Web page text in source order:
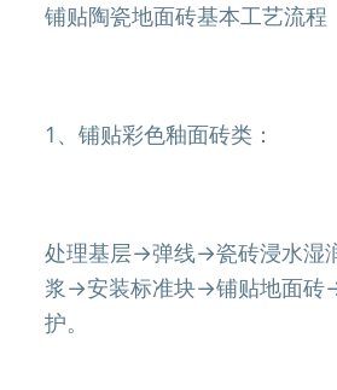
铺贴陶瓷地面砖基本工艺流程
1、铺贴彩色釉面砖类：
处理基层→弹线→瓷砖浸水湿
浆→安装标准块→铺贴地面
护。